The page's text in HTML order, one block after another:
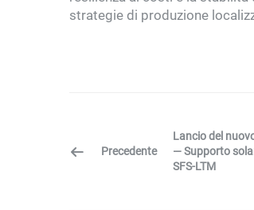
strategie di produzione
Precedente
Lancio del
— Supporto
SFS-LTM